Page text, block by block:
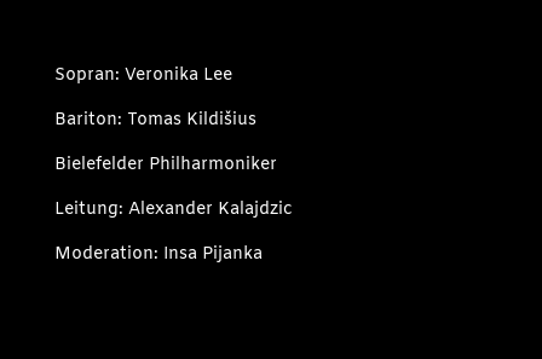
Sopran: Veronika Lee
Bariton: Tomas Kildišius
Bielefelder Philharmoniker
Leitung: Alexander Kalajdzic
Moderation: Insa Pijanka